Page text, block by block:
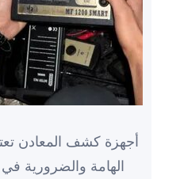
أجهزة كشف المعادن
الهامة والضرورية في